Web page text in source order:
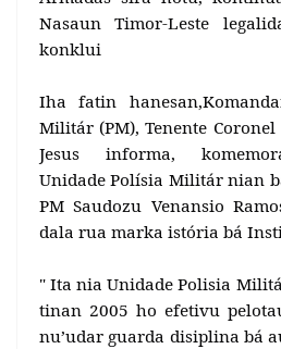
Nasaun Timor-Leste
konklui
Iha fatin
Militár (PM), Tenente
Jesus informa,
Unidade Polísia Militár nian
PM Saudozu Venansio
dala rua marka istória bá
" Ita nia Unidade Polisia
tinan 2005 ho efetivu
nu’udar guarda disiplina bá